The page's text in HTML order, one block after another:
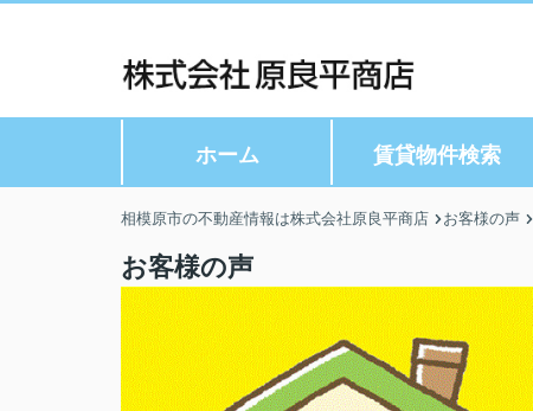
ホーム 賃貸物件検索
相模原市の不動産情報は株式会社原良平商店 お客様の声
お客様の声